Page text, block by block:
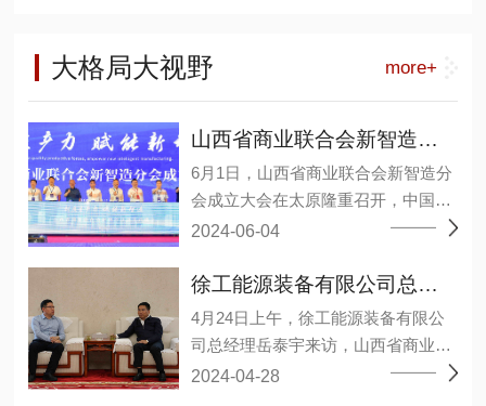
大格局大视野 more+
山西省商业联合会新智造分会成立大会在太原召开
6月1日，山西省商业联合会新智造分
会成立大会在太原隆重召开，中国煤
炭工业协会原副会长王广德、省工商
关院校、研究机构、能源装备上下游
企业和会员单位约1000余人参加了大
会。 会议选举温作洧为会长，许其军
2024-06-04
徐工能源装备有限公司总经理岳泰宇一行莅临山西省商业联合会
4月24日上午，徐工能源装备有限公
司总经理岳泰宇来访，山西省商业联
合会会长李中城接见并举行会谈，会
2024-04-28